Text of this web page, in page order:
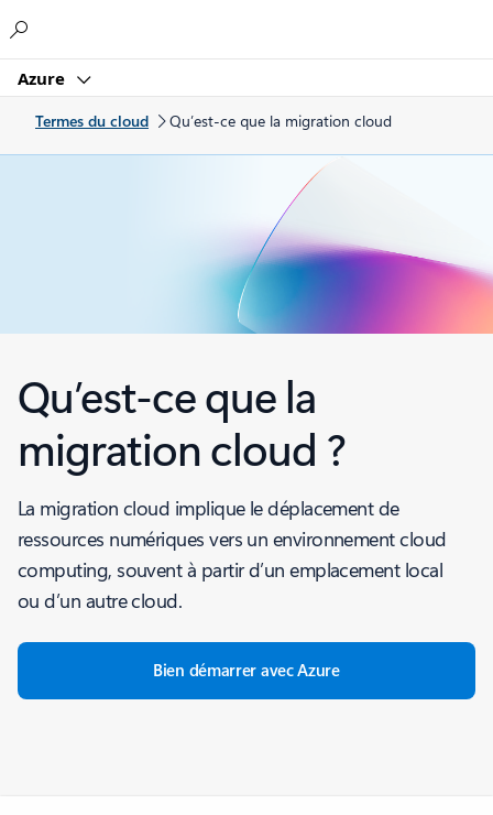
Azure
Termes du cloud Qu’est-ce que la migration cloud
Qu’est-ce que la
migration cloud ?
La migration cloud implique le déplacement de
ressources numériques vers un environnement cloud
computing, souvent à partir d’un emplacement local
ou d’un autre cloud.
Bien démarrer avec Azure